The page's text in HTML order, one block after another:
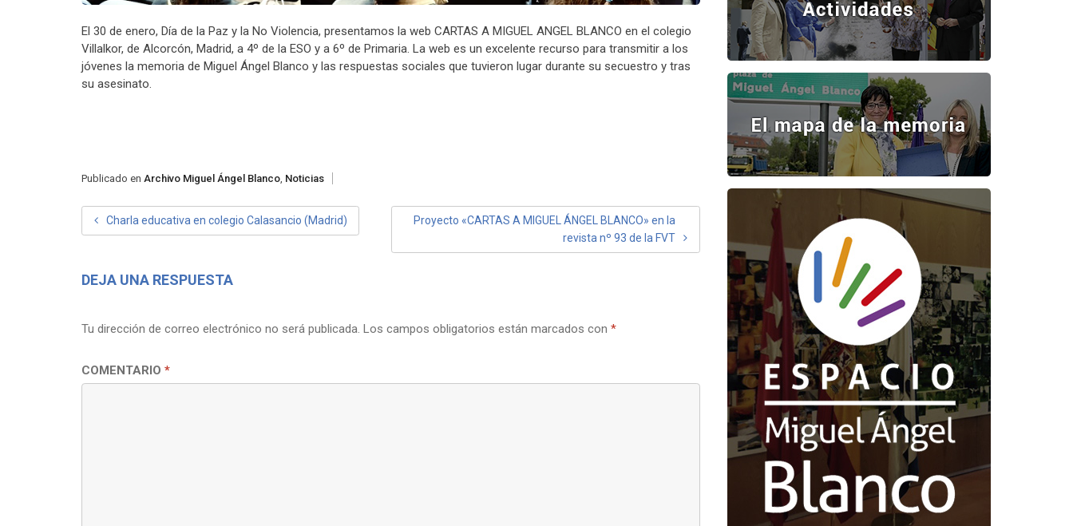
El 30 de enero, Día de la Paz y la No Violencia, presentamos la web CARTAS A MIGUEL ANGEL BLANCO en el colegio
Villalkor, de Alcorcón, Madrid, a 4º de la ESO y a 6º de Primaria. La web es un excelente recurso para transmitir a los
jóvenes la memoria de Miguel Ángel Blanco y las respuestas sociales que tuvieron lugar durante su secuestro y tras
su asesinato.
Publicado en Archivo Miguel Ángel Blanco, Noticias
NAVEGACIÓN
ENTRADAS
Charla educativa en colegio Calasancio (Madrid)
Proyecto «CARTAS A MIGUEL ÁNGEL BLANCO» en la
revista nº 93 de la FVT
DEJA UNA RESPUESTA
Tu dirección de correo electrónico no será publicada. Los campos obligatorios están marcados con *
COMENTARIO *